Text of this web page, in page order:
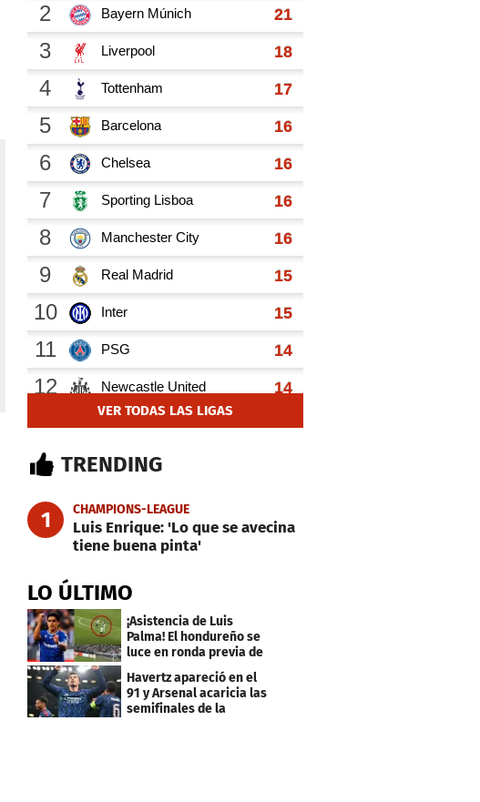
VER TODAS LAS LIGAS
TRENDING
1 CHAMPIONS-LEAGUE
Luis Enrique: 'Lo que se avecina
tiene buena pinta'
LO ÚLTIMO
¡Asistencia de Luis
Palma! El hondureño se
luce en ronda previa de
Havertz apareció en el
91 y Arsenal acaricia las
semifinales de la